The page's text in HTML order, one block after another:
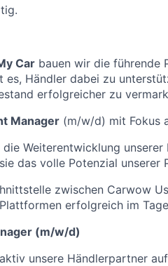
Car bauen wir die führende
es, Händler dabei zu
erfolgreicher zu
Manager (m/w/d) mit Fokus
Weiterentwicklung
das volle Potenzial unserer
zwischen Carwow
erfolgreich im
(m/w/d)
unsere Händlerpartner